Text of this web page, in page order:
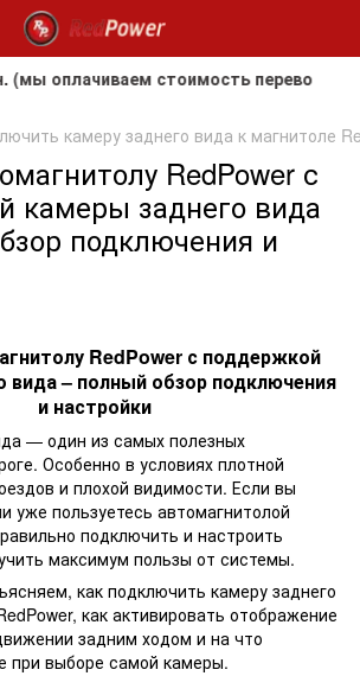
стоимость перевозки
камеру заднего вида к магнитоле
RedPower с
камеры заднего вида
подключения и
RedPower с поддержкой
вида – полный обзор подключения
и настройки
— один из самых полезных
Особенно в условиях плотной
и плохой видимости. Если вы
уже пользуетесь автомагнитолой
подключить и настроить
максимум пользы от системы.
как подключить камеру заднего
как активировать отображение
задним ходом и на что
при выборе самой камеры.